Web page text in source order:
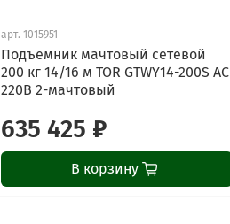
арт.1015951
Подъемник мачтовый сетевой
200 кг 14/16 м TOR GTWY14-200S AC
220В 2-мачтовый
635 425 ₽
В корзину